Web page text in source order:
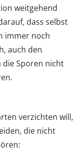
weitgehend
dass selbst
immer noch
auch den
Sporen nicht
verzichten will,
die nicht